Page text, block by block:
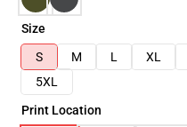
Size
S
M L XL
5XL
Print Location